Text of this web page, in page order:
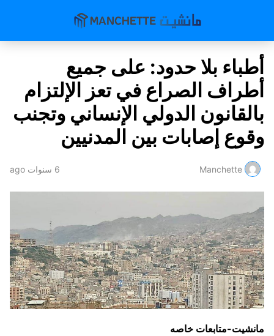
أطباء بلا حدود: على جميع
أطراف الصراع في تعز الإلتزام
بالقانون الدولي الإنساني وتجنب
وقوع إصابات بين المدنيين
Manchette 6 سنوات ago
مانشيت-متابعات خاصه